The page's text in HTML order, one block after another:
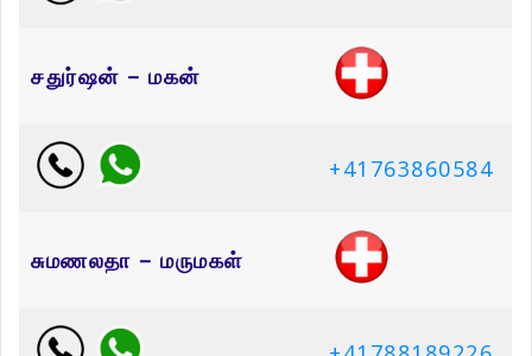
சதுர்ஷன் – மகன்
+41763860584
சுமணலதா – மருமகள்